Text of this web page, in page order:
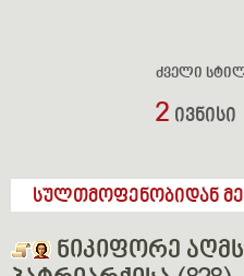
ძველი
2 ივნისი
სულთმოფენობიდან
ნიკიფორე